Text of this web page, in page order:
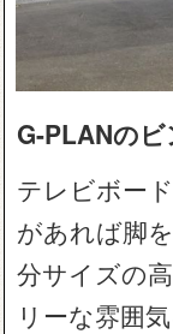
G-PLANの
テレビボー
があれば脚
分サイズの
リーな雰囲